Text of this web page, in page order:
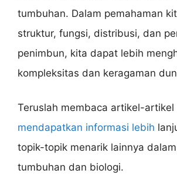
tumbuhan. Dalam pemahaman
struktur, fungsi, distribusi, dan
penimbun, kita dapat lebih
kompleksitas dan keragaman
Teruslah membaca artikel-artikel
mendapatkan informasi lebih
topik-topik menarik lainnya
tumbuhan dan biologi.